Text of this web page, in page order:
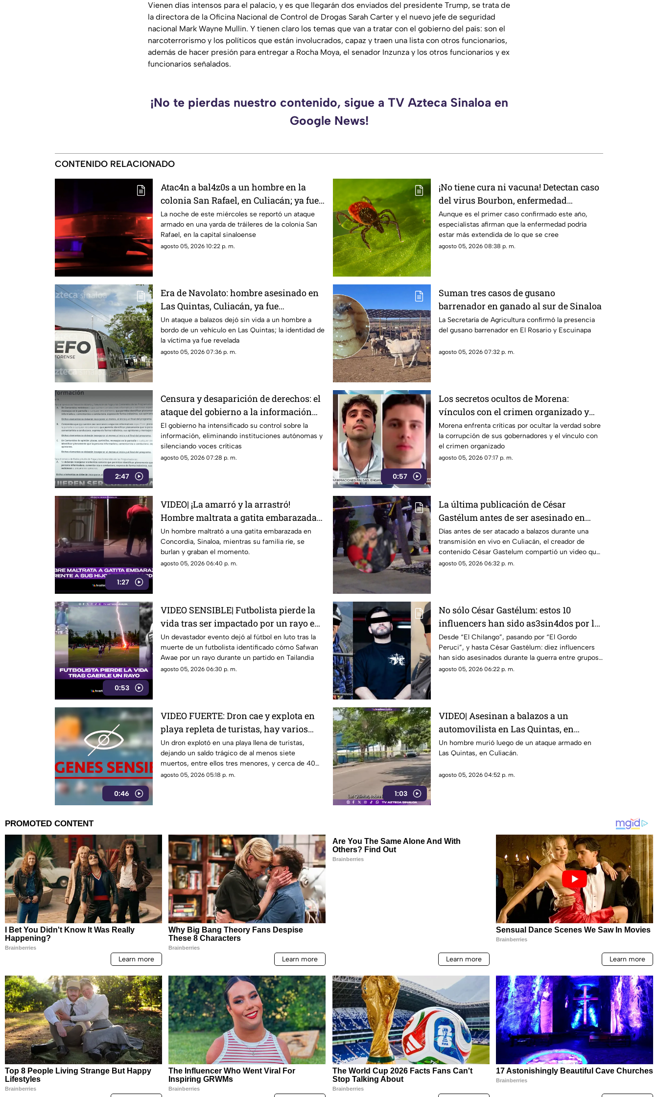
Vienen días intensos para el palacio, y es que llegarán dos enviados del presidente Trump, se trata de
la directora de la Oficina Nacional de Control de Drogas Sarah Carter y el nuevo jefe de seguridad
nacional Mark Wayne Mullin. Y tienen claro los temas que van a tratar con el gobierno del país: son el
narcoterrorismo y los políticos que están involucrados, capaz y traen una lista con otros funcionarios,
además de hacer presión para entregar a Rocha Moya, el senador Inzunza y los otros funcionarios y ex
funcionarios señalados.
¡No te pierdas nuestro contenido, sigue a TV Azteca Sinaloa en
Google News!
CONTENIDO RELACIONADO
Atac4n a bal4z0s a un hombre en la
colonia San Rafael, en Culiacán; ya fue
identificado
La noche de este miércoles se reportó un ataque
armado en una yarda de tráileres de la colonia San
Rafael, en la capital sinaloense
agosto 05, 2026 10:22 p. m.
¡No tiene cura ni vacuna! Detectan caso
del virus Bourbon, enfermedad
transmitida por garrapatas
Aunque es el primer caso confirmado este año,
especialistas afirman que la enfermedad podría
estar más extendida de lo que se cree
agosto 05, 2026 08:38 p. m.
Era de Navolato: hombre asesinado en
Las Quintas, Culiacán, ya fue
identificado
Un ataque a balazos dejó sin vida a un hombre a
bordo de un vehículo en Las Quintas; la identidad de
la víctima ya fue revelada
agosto 05, 2026 07:36 p. m.
Suman tres casos de gusano
barrenador en ganado al sur de Sinaloa
La Secretaría de Agricultura confirmó la presencia
del gusano barrenador en El Rosario y Escuinapa
agosto 05, 2026 07:32 p. m.
2:47
Censura y desaparición de derechos: el
ataque del gobierno a la información
pública
El gobierno ha intensificado su control sobre la
información, eliminando instituciones autónomas y
silenciando voces críticas
agosto 05, 2026 07:28 p. m.
0:57
Los secretos ocultos de Morena:
vínculos con el crimen organizado y
obras faraónicas
Morena enfrenta críticas por ocultar la verdad sobre
la corrupción de sus gobernadores y el vínculo con
el crimen organizado
agosto 05, 2026 07:17 p. m.
1:27
VIDEO| ¡La amarró y la arrastró!
Hombre maltrata a gatita embarazada
en Concordia frente a sus hijos
Un hombre maltrató a una gatita embarazada en
Concordia, Sinaloa, mientras su familia ríe, se
burlan y graban el momento.
agosto 05, 2026 06:40 p. m.
La última publicación de César
Gastélum antes de ser asesinado en
vivo: Presumía una "cita fresita"
Días antes de ser atacado a balazos durante una
transmisión en vivo en Culiacán, el creador de
contenido César Gastelum compartió un video que
dejaba entrever un nuevo “romance”
agosto 05, 2026 06:32 p. m.
0:53
VIDEO SENSIBLE| Futbolista pierde la
vida tras ser impactado por un rayo en
pleno partido
Un devastador evento dejó al fútbol en luto tras la
muerte de un futbolista identificado cómo Safwan
Awae por un rayo durante un partido en Tailandia
agosto 05, 2026 06:30 p. m.
No sólo César Gastélum: estos 10
influencers han sido as3sin4dos por la
guerra entre Los Chapitos y La Mayiza
Desde “El Chilango”, pasando por “El Gordo
Peruci”, y hasta César Gastélum: diez influencers
han sido asesinados durante la guerra entre grupos
delictivos
agosto 05, 2026 06:22 p. m.
0:46
VIDEO FUERTE: Dron cae y explota en
playa repleta de turistas, hay varios
muertos y heridos
Un dron explotó en una playa llena de turistas,
dejando un saldo trágico de al menos siete
muertos, entre ellos tres menores, y cerca de 40
heridos.
agosto 05, 2026 05:18 p. m.
1:03
VIDEO| Asesinan a balazos a un
automovilista en Las Quintas, en
Culiacán
Un hombre murió luego de un ataque armado en
Las Quintas, en Culiacán.
agosto 05, 2026 04:52 p. m.